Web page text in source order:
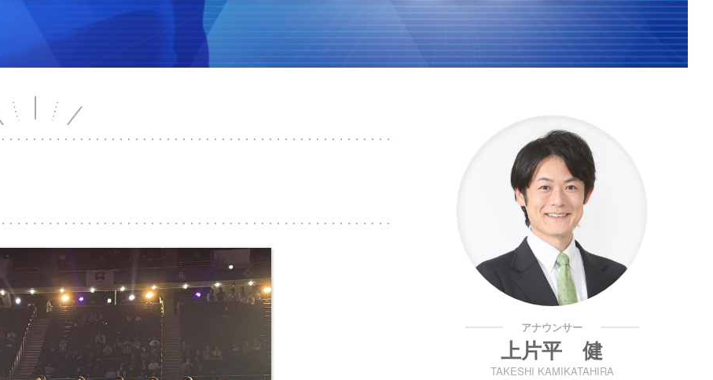
アナウンサー
上片平 健
TAKESHI KAMIKATAHIRA